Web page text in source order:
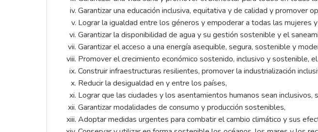
Garantizar una educación inclusiva, equitativa y de calidad y promover
Lograr la igualdad entre los géneros y empoderar a todas las mujeres y
Garantizar la disponibilidad de agua y su gestión sostenible y el
Garantizar el acceso a una energía asequible, segura, sostenible y
Promover el crecimiento económico sostenido, inclusivo y sostenible,
Construir infraestructuras resilientes, promover la industrialización
Reducir la desigualdad en y entre los países,
Lograr que las ciudades y los asentamientos humanos sean
Garantizar modalidades de consumo y producción sostenibles,
Adoptar medidas urgentes para combatir el cambio climático y sus